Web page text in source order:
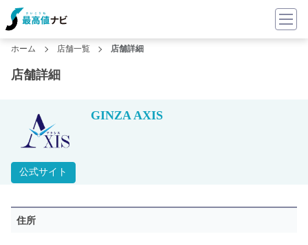
ホーム 店舗一覧 店舗詳細
店舗詳細
公式サイト
GINZA AXIS
住所